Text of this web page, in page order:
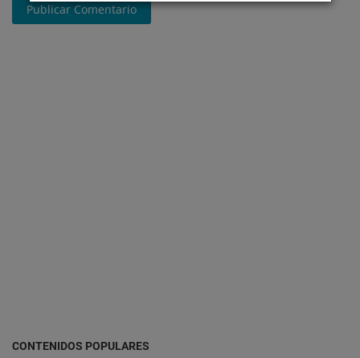
Publicar Comentario
CONTENIDOS POPULARES